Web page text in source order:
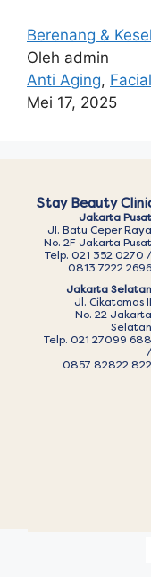
Berenang &
Oleh admin
Anti Aging, Facial
Mei 17, 2025
Stay Beauty
Jakarta Pusat
Jl. Batu Ceper Raya
No. 2F Jakarta Pusat
Telp. 021 352 0270 /
0813 7222 2696
Jakarta Selatan
Jl. Cikatomas II
No. 22 Jakarta
Selatan
Telp. 021 27099 688
/
0857 82822 822